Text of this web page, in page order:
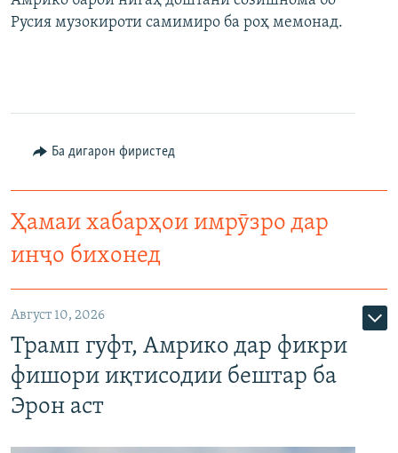
Русия музокироти самимиро ба роҳ мемонад.
Ба дигарон фиристед
Ҳамаи хабарҳои имрӯзро дар
инҷо бихонед
Август 10, 2026
Трамп гуфт, Амрико дар фикри
фишори иқтисодии бештар ба
Эрон аст